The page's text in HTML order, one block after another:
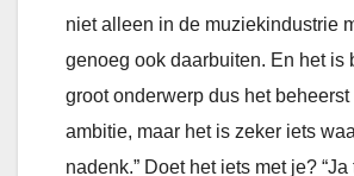
niet alleen in de muziekindustrie
genoeg ook daarbuiten. En het is
groot onderwerp dus het beheerst
ambitie, maar het is zeker iets
nadenk.” Doet het iets met je?